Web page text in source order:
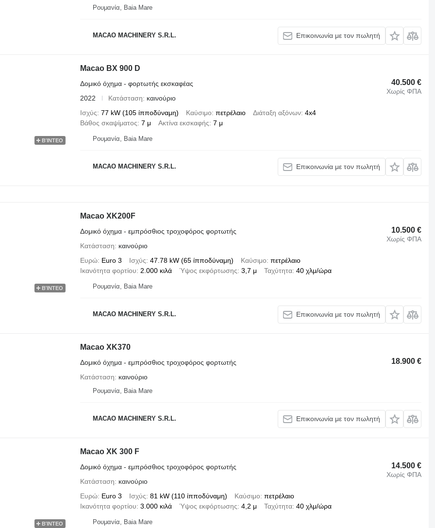
Ρουμανία, Baia Mare
MACAO MACHINERY S.R.L. Επικοινωνία με τον πωλητή
ΒΊΝΤΕΟ
Macao BX 900 D
40.500 €
Χωρίς ΦΠΑ
Δομικό όχημα - φορτωτής εκσκαφέας
2022
Κατάσταση
καινούριο
Ισχύς 77 kW (105 ίπποδύναμη) Καύσιμο πετρέλαιο Διάταξη αξόνων 4x4
Βάθος σκαψίματος 7 μ Ακτίνα εκσκαφής 7 μ
Ρουμανία, Baia Mare
MACAO MACHINERY S.R.L. Επικοινωνία με τον πωλητή
ΒΊΝΤΕΟ
Macao XK200F
10.500 €
Χωρίς ΦΠΑ
Δομικό όχημα - εμπρόσθιος τροχοφόρος φορτωτής
Κατάσταση
καινούριο
Ευρώ Euro 3 Ισχύς 47.78 kW (65 ίπποδύναμη) Καύσιμο πετρέλαιο
Ικανότητα φορτίου
2.000 κιλά Ύψος εκφόρτωσης 3,7 μ Ταχύτητα 40 χλμ/ώρα
Ρουμανία, Baia Mare
MACAO MACHINERY S.R.L. Επικοινωνία με τον πωλητή
Macao XK370
18.900 €
Δομικό όχημα - εμπρόσθιος τροχοφόρος φορτωτής
Κατάσταση
καινούριο
Ρουμανία, Baia Mare
MACAO MACHINERY S.R.L. Επικοινωνία με τον πωλητή
ΒΊΝΤΕΟ
Macao XK 300 F
14.500 €
Χωρίς ΦΠΑ
Δομικό όχημα - εμπρόσθιος τροχοφόρος φορτωτής
Κατάσταση
καινούριο
Ευρώ Euro 3 Ισχύς 81 kW (110 ίπποδύναμη) Καύσιμο πετρέλαιο
Ικανότητα φορτίου 3.000 κιλά Ύψος εκφόρτωσης 4,2 μ Ταχύτητα 40 χλμ/ώρα
Ρουμανία, Baia Mare